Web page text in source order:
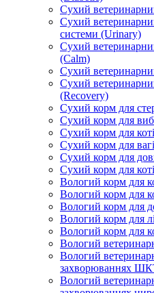
Сухий
Сухий
системи (Urinary)
Сухий
(Calm)
Сухий
Сухий
(Recovery)
Сухий корм для
Сухий корм для
Сухий корм для
Сухий корм для
Сухий корм для
Сухий корм для
Вологий корм для
Вологий корм для
Вологий корм для
Вологий корм для
Вологий корм для
Вологий
Вологий
захворюваннях
Вологий